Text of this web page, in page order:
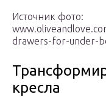
Источник фото:
drawers-for-under-
кресла